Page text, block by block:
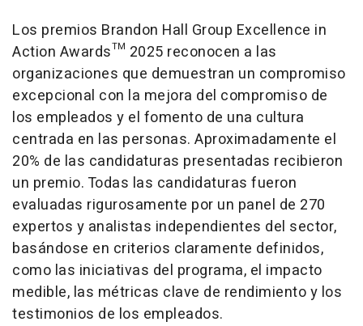
Los premios Brandon Hall Group Excellence in
Action Awards™ 2025 reconocen a las
organizaciones que demuestran un compromiso
excepcional con la mejora del compromiso de
los empleados y el fomento de una cultura
centrada en las personas. Aproximadamente el
20% de las candidaturas presentadas recibieron
un premio. Todas las candidaturas fueron
evaluadas rigurosamente por un panel de 270
expertos y analistas independientes del sector,
basándose en criterios claramente definidos,
como las iniciativas del programa, el impacto
medible, las métricas clave de rendimiento y los
testimonios de los empleados.